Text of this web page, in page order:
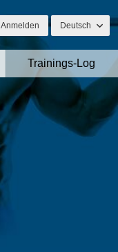
Anmelden Deutsch
Trainings-Log